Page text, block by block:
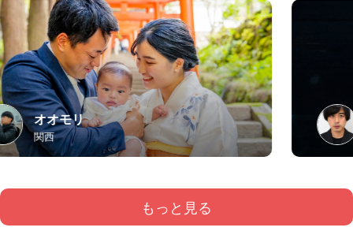
オオモリ
関西
もっと見る